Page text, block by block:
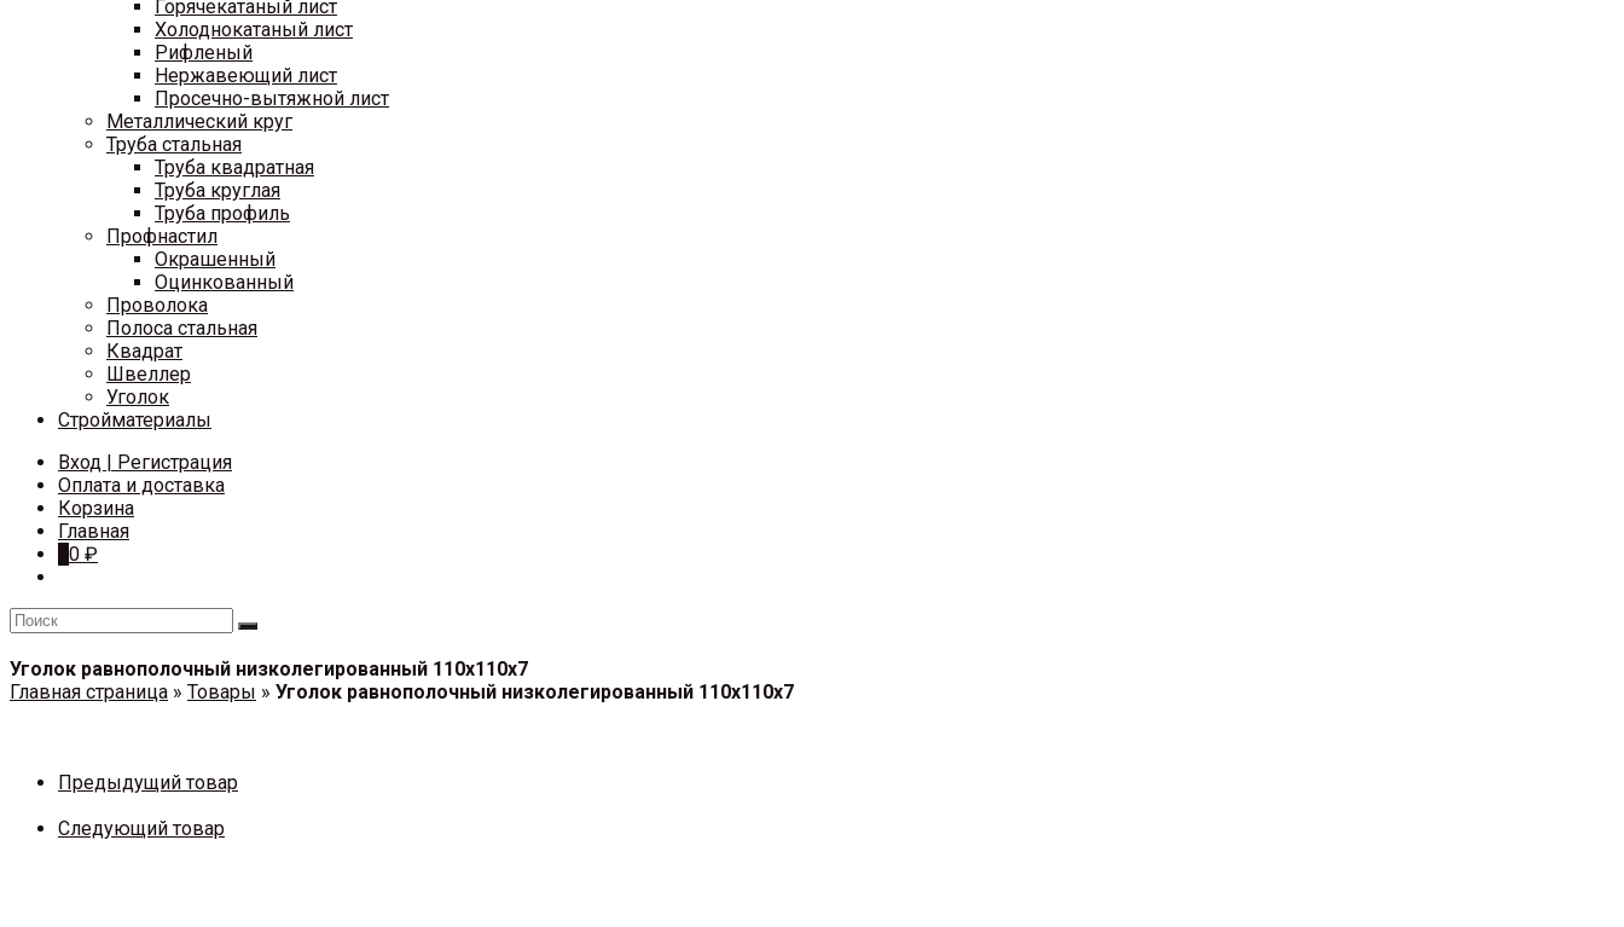
Горячекатаный лист
Холоднокатаный лист
Рифленый
Нержавеющий лист
Просечно-вытяжной лист
Металлический круг
Труба стальная
Труба квадратная
Труба круглая
Труба профиль
Профнастил
Окрашенный
Оцинкованный
Проволока
Полоса стальная
Квадрат
Швеллер
Уголок
Стройматериалы
Вход | Регистрация
Оплата и доставка
Корзина
Главная
0 ₽
Уголок равнополочный низколегированный 110х110х7
Главная страница » Товары » Уголок равнополочный низколегированный 110х110х7
Предыдущий товар
Следующий товар